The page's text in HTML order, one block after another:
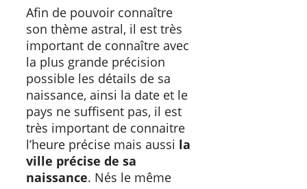
Afin de pouvoir connaître
son thème astral, il est très
important de connaître avec
la plus grande précision
possible les détails de sa
naissance, ainsi la date et le
pays ne suffisent pas, il est
très important de connaitre
l’heure précise mais aussi la
ville précise de sa
naissance. Nés le même